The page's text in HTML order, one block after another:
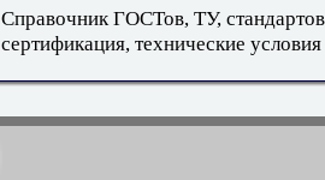
Справочник ГОСТов, ТУ,
сертификация, технические условия